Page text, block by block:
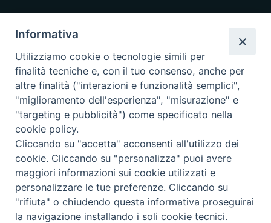
ORARI E GIORNI DI APERTURA
10.00 alle 12.00
UFFICI ECONOMATO E AMMINISTRAZIONE Lunedì e
Mercoledì, dalle 10.00 alle 12.30
UFFICIO BENI CULTURALI Lunedì, Mercoledì,
Venerdì, dalle 10.00 alle 12.30
i nostri social
Informativa
Utilizziamo cookie o tecnologie simili per
finalità tecniche e, con il tuo consenso, anche per
altre finalità ("interazioni e funzionalità semplici",
"miglioramento dell'esperienza", "misurazione" e
"targeting e pubblicità") come specificato nella
cookie policy.
Cliccando su "accetta" acconsenti all'utilizzo dei
cookie. Cliccando su "personalizza" puoi avere
maggiori informazioni sui cookie utilizzati e
personalizzare le tue preferenze. Cliccando su
"rifiuta" o chiudendo questa informativa proseguirai
la navigazione installando i soli cookie tecnici.